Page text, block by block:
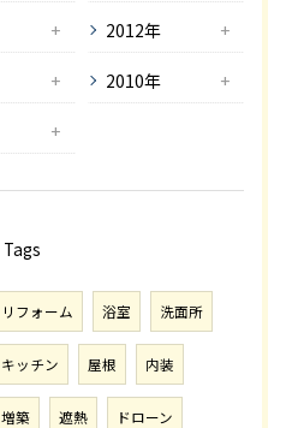
2012年
2010年
Tags
リフォーム 浴室 洗面所
キッチン 屋根 内装
増築 遮熱 ドローン